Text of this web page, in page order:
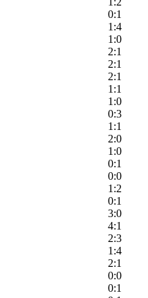
0:1
1:4
1:0
2:1
2:1
2:1
1:1
1:0
0:3
1:1
2:0
1:0
0:1
0:0
1:2
0:1
3:0
4:1
2:3
1:4
2:1
0:0
0:1